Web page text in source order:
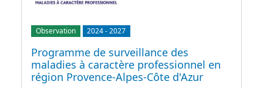
Observation 2024-2027
Programme de surveillance des
maladies à caractère professionnel en
région Provence-Alpes-Côte d'Azur